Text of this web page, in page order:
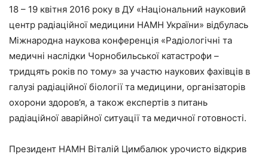
18 – 19 квітня 2016 року в ДУ «Національний науковий
центр радіаційної медицини НАМН України» відбулась
Міжнародна наукова конференція «Радіологічні та
медичні наслідки Чорнобильської катастрофи –
тридцять років по тому» за участю наукових фахівців в
галузі радіаційної біології та медицини, організаторів
охорони здоров’я, а також експертів з питань
радіаційної аварійної ситуації та медичної готовності.
Президент НАМН Віталій Цимбалюк урочисто відкрив